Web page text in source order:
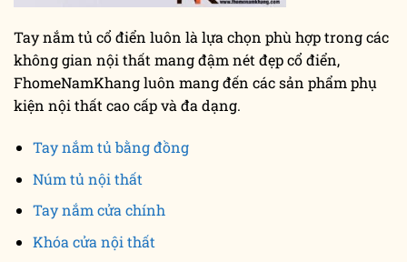
Tay nắm tủ cổ điển luôn là lựa chọn phù hợp trong các
không gian nội thất mang đậm nét đẹp cổ điển,
FhomeNamKhang luôn mang đến các sản phẩm phụ
kiện nội thất cao cấp và đa dạng.
Tay nắm tủ bằng đồng
Núm tủ nội thất
Tay nắm cửa chính
Khóa cửa nội thất